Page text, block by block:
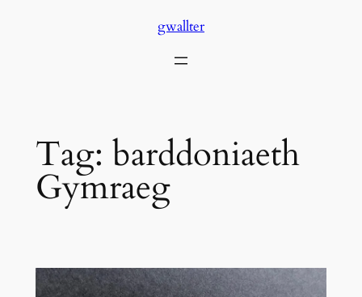
gwallter
Tag: barddoniaeth
Gymraeg